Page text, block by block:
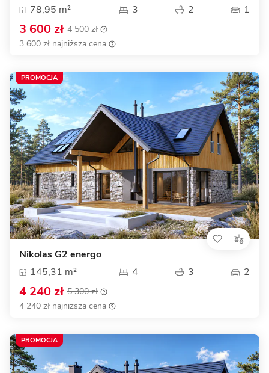
78,95 m²
3 2 1
3 600 zł 4 500 zł
3 600 zł najniższa cena
Nikolas G2 energo
145,31 m²
4 3 2
4 240 zł 5 300 zł
4 240 zł najniższa cena
PROMOCJA
PROMOCJA